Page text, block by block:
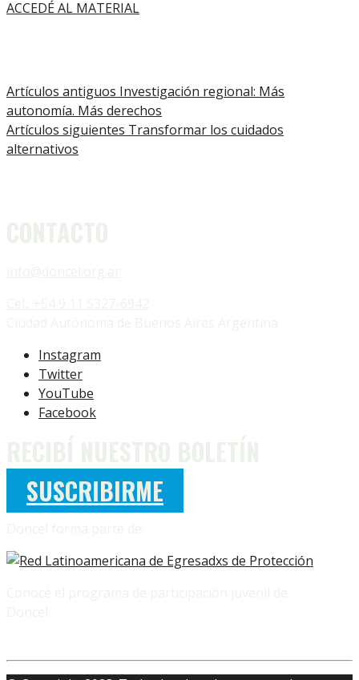
ACCEDÉ AL MATERIAL
Artículos antiguos Investigación regional: Más
autonomía. Más derechos
Artículos siguientes Transformar los cuidados
alternativos
Instagram
Twitter
YouTube
Facebook
SUSCRIBIRME